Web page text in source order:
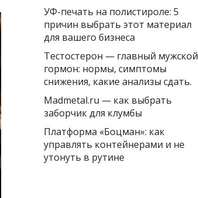
УФ-печать на полистироле: 5
причин выбрать этот материал
для вашего бизнеса
Тестостерон — главный мужской
гормон: нормы, симптомы
снижения, какие анализы сдать.
Madmetal.ru — как выбрать
заборчик для клумбы
Платформа «Боцман»: как
управлять контейнерами и не
утонуть в рутине